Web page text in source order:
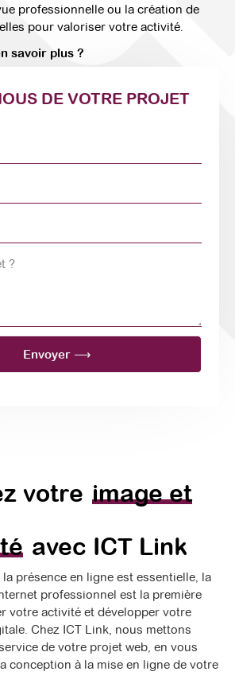
professionnelle ou la création de
pour valoriser votre activité.
savoir plus ?
DE VOTRE PROJET
Envoyer ⟶
votre image et
avec ICT Link
présence en ligne est essentielle, la
professionnel est la première
votre activité et développer votre
Chez ICT Link, nous mettons
de votre projet web, en vous
conception à la mise en ligne de votre